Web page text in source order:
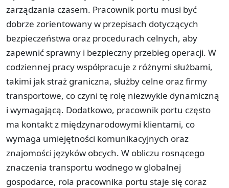
zarządzania czasem. Pracownik portu musi być
dobrze zorientowany w przepisach dotyczących
bezpieczeństwa oraz procedurach celnych, aby
zapewnić sprawny i bezpieczny przebieg operacji. W
codziennej pracy współpracuje z różnymi służbami,
takimi jak straż graniczna, służby celne oraz firmy
transportowe, co czyni tę rolę niezwykle dynamiczną
i wymagającą. Dodatkowo, pracownik portu często
ma kontakt z międzynarodowymi klientami, co
wymaga umiejętności komunikacyjnych oraz
znajomości języków obcych. W obliczu rosnącego
znaczenia transportu wodnego w globalnej
gospodarce, rola pracownika portu staje się coraz